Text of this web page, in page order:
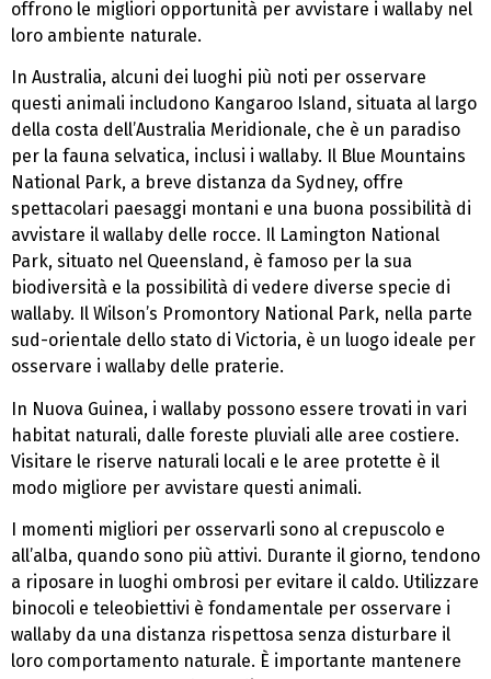
offrono le migliori opportunità per avvistare i wallaby nel
loro ambiente naturale.
In Australia, alcuni dei luoghi più noti per osservare
questi animali includono Kangaroo Island, situata al largo
della costa dell’Australia Meridionale, che è un paradiso
per la fauna selvatica, inclusi i wallaby. Il Blue Mountains
National Park, a breve distanza da Sydney, offre
spettacolari paesaggi montani e una buona possibilità di
avvistare il wallaby delle rocce. Il Lamington National
Park, situato nel Queensland, è famoso per la sua
biodiversità e la possibilità di vedere diverse specie di
wallaby. Il Wilson’s Promontory National Park, nella parte
sud-orientale dello stato di Victoria, è un luogo ideale per
osservare i wallaby delle praterie.
In Nuova Guinea, i wallaby possono essere trovati in vari
habitat naturali, dalle foreste pluviali alle aree costiere.
Visitare le riserve naturali locali e le aree protette è il
modo migliore per avvistare questi animali.
I momenti migliori per osservarli sono al crepuscolo e
all’alba, quando sono più attivi. Durante il giorno, tendono
a riposare in luoghi ombrosi per evitare il caldo. Utilizzare
binocoli e teleobiettivi è fondamentale per osservare i
wallaby da una distanza rispettosa senza disturbare il
loro comportamento naturale. È importante mantenere